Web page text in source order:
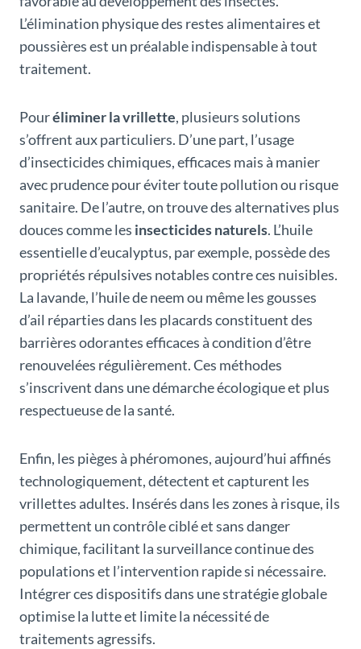
L’élimination physique des restes alimentaires et
poussières est un préalable indispensable à tout
traitement.
Pouréliminer la vrillette, plusieurs solutions
s’offrent aux particuliers. D’une part, l’usage
d’insecticides chimiques, efficaces mais à manier
avec prudence pour éviter toute pollution ou risque
sanitaire. De l’autre, on trouve des alternatives plus
douces comme les insecticides naturels. L’huile
essentielle d’eucalyptus, par exemple, possède des
propriétés répulsives notables contre ces nuisibles.
La lavande, l’huile de neem ou même les gousses
d’ail réparties dans les placards constituent des
barrières odorantes efficaces à condition d’être
renouvelées régulièrement. Ces méthodes
s’inscrivent dans une démarche écologique et plus
respectueuse de la santé.
Enfin, les pièges à phéromones, aujourd’hui affinés
technologiquement, détectent et capturent les
vrillettes adultes. Insérés dans les zones à risque, ils
permettent un contrôle ciblé et sans danger
chimique, facilitant la surveillance continue des
populations et l’intervention rapide si nécessaire.
Intégrer ces dispositifs dans une stratégie globale
optimise la lutte et limite la nécessité de
traitements agressifs.